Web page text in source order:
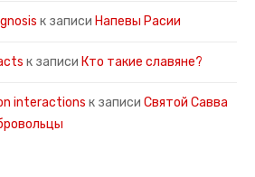
к записи Напевы Расии
к записи Кто такие славяне?
interactions к записи Святой Савва